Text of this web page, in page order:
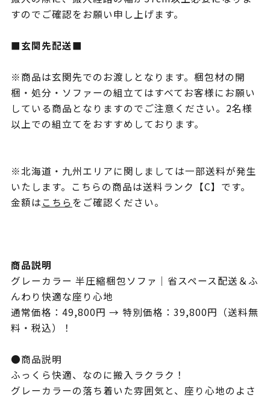
すのでご確認をお願い申し上げます。
■玄関先配送■
※商品は玄関先でのお渡しとなります。梱包材の開
梱・処分・ソファーの組立てはすべてお客様にお願い
している商品となりますのでご注意ください。2名様
以上での組立てをおすすめしております。
※北海道・九州エリアに関しましては一部送料が発生
いたします。こちらの商品は送料ランク【C】です。
金額はこちらをご確認ください。
商品説明
グレーカラー 半圧縮梱包ソファ｜省スペース配送＆ふ
んわり快適な座り心地
通常価格：49,800円 → 特別価格：39,800円（送料無
料・税込）！
●商品説明
ふっくら快適、なのに搬入ラクラク！
グレーカラーの落ち着いた雰囲気と、座り心地のよさ